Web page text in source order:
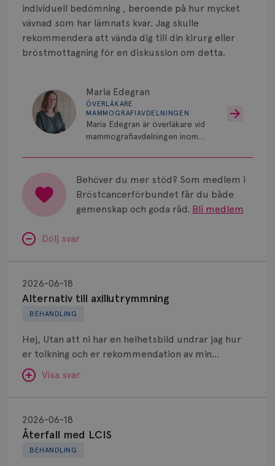
individuell bedömning , beroende på hur mycket
vävnad som har lämnats kvar. Jag skulle
rekommendera att vända dig till din kirurg eller
bröstmottagning för en diskussion om detta.
Maria Edegran
ÖVERLÄKARE
MAMMOGRAFIAVDELNINGEN
Maria Edegran är överläkare vid
mammografiavdelningen inom
Behöver du mer stöd? Som medlem i
Bröstcancerförbundet får du både
gemenskap och goda råd. Bli medlem
Dölj svar
BEHANDLING
Alternativ till axillutrymmning
2026-06-18
Hej, Utan att ni har en helhetsbild undrar jag hur
er tolkning och er rekommendation av min
situation är. Jag har ett vårdteam som överlag
känns bra även om jag ibland har lite av rullande
band känsla, därav frågan om en second opinion.
minst höger bröst. Corebiopsi visar invasiv NST. ER
positiv 99%, PgR 99%, HER2 negativ, Ki67 35%.
Visa svar
SVAR:
Hej! När det gäller primär operation (utan
neoadjuvant onkologisk behandling före) finns det
axillutrymmning
BEHANDLING
Återfall med LCIS
2026-06-18
med
LCIS